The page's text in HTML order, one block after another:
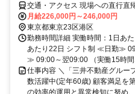
交通・アクセス 現場への直行
月給226,000円～246,000円
東京都東京23区港区
勤務時間詳細 実働時間：1日あ
あたり22日 シフト制 ≪日勤≫
≫ 09:00～翌09:00 （実働15時間
仕事内容 ＼「三井不動産グル
数活躍中(定年60歳) 顧客満足を
の効率的運用と異常検知に努め